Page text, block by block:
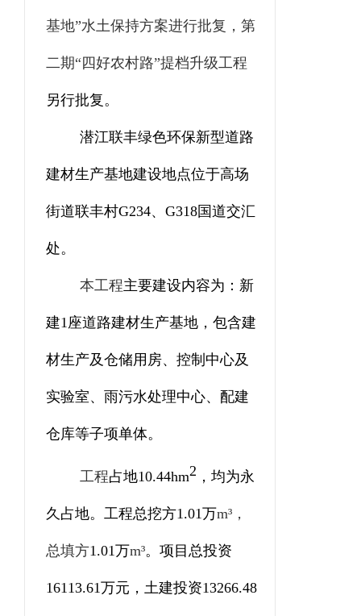
基地”水土保持方案进行批复，第
二期“四好农村路”提档升级工程
另行批复。
潜江联丰绿色环保新型道路
建材生产基地建设地点位于高场
街道联丰村G234、 G318国道交汇
处。
本工程主要建设内容为： 新
建1座道路建材生产基地，包含建
材生产及仓储用房、控制中心及
实验室、雨污水处理中心、配建
仓库等子项单体。
工程占地10.44hm2 ，均为永
久占地。 工程总挖方1.01万m³ ，
总填方1.01万m³。 项目总投资
16113.61万元，土建投资13266.48